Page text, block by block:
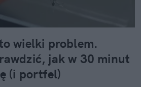
wielki problem.
jak w 30 minut
(i portfel)